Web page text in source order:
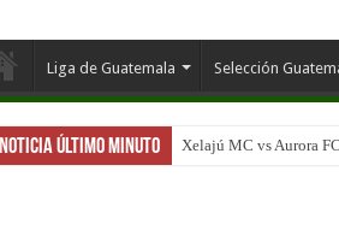
Liga de Guatemala Selección
Noticia Último Minuto Xelajú MC vs Aurora